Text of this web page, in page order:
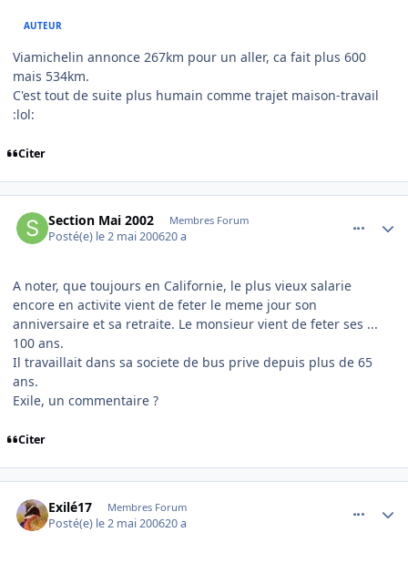
AUTEUR
Viamichelin annonce 267km pour un aller, ca fait plus 600
mais 534km.
C'est tout de suite plus humain comme trajet maison-travail
:lol:
Citer
Section Mai 2002 Membres Forum
Posté(e) le 2 mai 200620 a
A noter, que toujours en Californie, le plus vieux salarie
encore en activite vient de feter le meme jour son
anniversaire et sa retraite. Le monsieur vient de feter ses ...
100 ans.
Il travaillait dans sa societe de bus prive depuis plus de 65
ans.
Exile, un commentaire ?
Citer
Exilé17 Membres Forum
Posté(e) le 2 mai 200620 a